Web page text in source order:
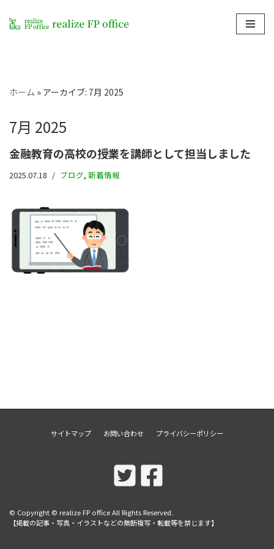
コ
ツ
ス
ッ
プ
ホーム » アーカイブ: 7月 2025
7月 2025
金融教育の高校の授業を講師として担当しました
2025.07.18 ブログ, 新着情報
サイトマップ お問い合わせ プライバシーポリシー
© Copyright © realize FP office All Rights Reserved.
【掲載の記事・写真・イラストなどの無断複写・転載等を禁じます】